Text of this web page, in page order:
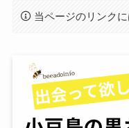
当ページのリンク